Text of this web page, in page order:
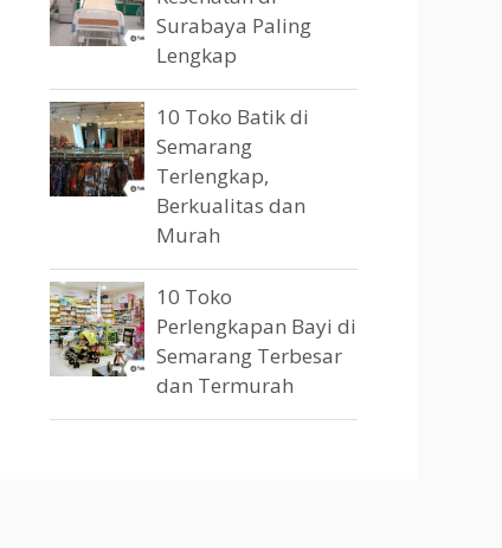
Surabaya Paling
Lengkap
10 Toko Batik di
Semarang
Terlengkap,
Berkualitas dan
Murah
10 Toko
Perlengkapan Bayi di
Semarang Terbesar
dan Termurah